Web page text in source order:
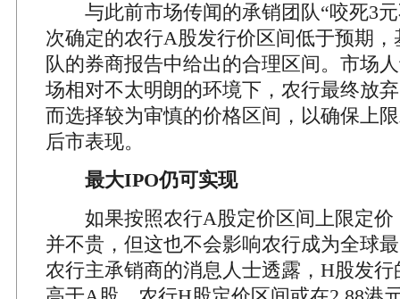
与此前市场传闻的承销团队“咬死3元
次确定的农行A股发行价区间低于预期
队的券商报告中给出的合理区间。市场
场相对不太明朗的环境下，农行最终放
而选择较为审慎的价格区间，以确保上
后市表现。
最大IPO仍可实现
如果按照农行A股定价区间上限定价
并不贵，但这也不会影响农行成为全球
农行主承销商的消息人士透露，H股发